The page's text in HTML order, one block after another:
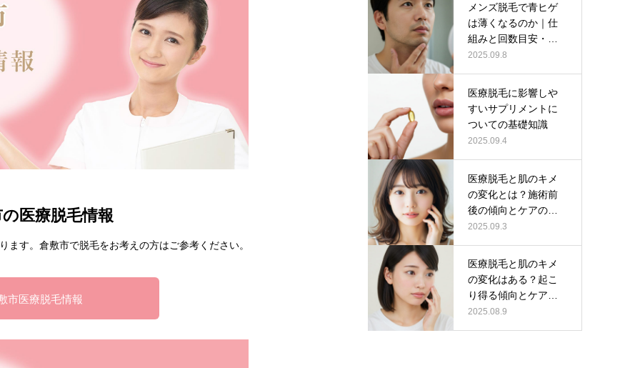
医療脱毛情報
ます。倉敷市で脱毛をお考えの方はご参考ください。
市医療脱毛情報
メンズ脱毛で青ヒゲ
は薄くなるのか｜仕
組みと回数目安・注
意点
2025.09.8
医療脱毛に影響しや
すいサプリメントに
ついての基礎知識
2025.09.4
医療脱毛と肌のキメ
の変化とは？施術前
後の傾向とケアの考
え方
2025.09.3
医療脱毛と肌のキメ
の変化はある？起こ
り得る傾向とケアの
ポイント
2025.08.9